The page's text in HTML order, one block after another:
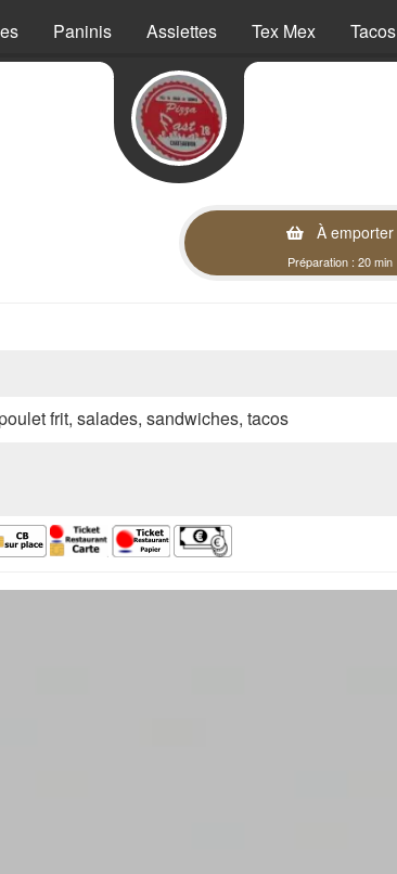
Paninis Assiettes Tex Mex Tacos
À emporter
Préparation : 20 min
frit, salades, sandwiches, tacos